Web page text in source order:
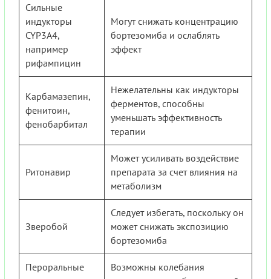
Сильные
индукторы
CYP3A4,
например
рифампицин
Могут снижать концентрацию
бортезомиба и ослаблять
эффект
Карбамазепин,
фенитоин,
фенобарбитал
Нежелательны как индукторы
ферментов, способны
уменьшать эффективность
терапии
Ритонавир
Может усиливать воздействие
препарата за счет влияния на
метаболизм
Зверобой
Следует избегать, поскольку он
может снижать экспозицию
бортезомиба
Пероральные
Возможны колебания